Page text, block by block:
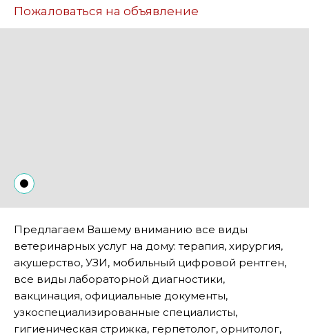
Пожаловаться на объявление
Предлагаем Вашему вниманию все виды
ветеринарных услуг на дому: терапия, хирургия,
акушерство, УЗИ, мобильный цифровой рентген,
все виды лабораторной диагностики,
вакцинация, официальные документы,
узкоспециализированные специалисты,
гигиеническая стрижка, герпетолог, орнитолог,